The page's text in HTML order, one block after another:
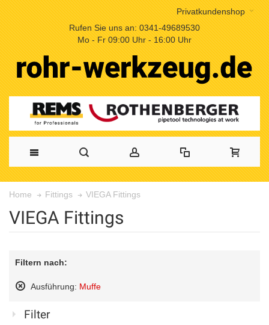
Privatkundenshop
Rufen Sie uns an: 0341-49689530
Mo - Fr 09:00 Uhr - 16:00 Uhr
Home Fittings VIEGA Fittings
VIEGA Fittings
Filtern nach:
Ausführung: Muffe
Artikel
entfernen
Filter